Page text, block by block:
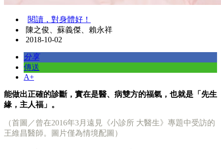
閱讀，對身體好！
陳之俊、蘇義傑、賴永祥
2018-10-02
分享
傳送
A+
能做出正確的診斷，實在是醫、病雙方的福氣，也就是「先生
緣，主人福」。
（首圖／曾在2016年3月遠見《小診所 大醫生》專題中受訪的
王維昌醫師。圖片僅為情境配圖）